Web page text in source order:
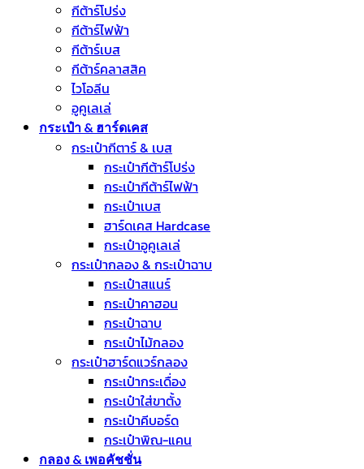
กีต้าร์โปร่ง
กีต้าร์ไฟฟ้า
กีต้าร์เบส
กีต้าร์คลาสสิค
ไวโอลีน
อูคูเลเล่
กระเป๋า & ฮาร์ดเคส
กระเป๋ากีตาร์ & เบส
กระเป๋ากีต้าร์โปร่ง
กระเป๋ากีต้าร์ไฟฟ้า
กระเป๋าเบส
ฮาร์ดเคส Hardcase
กระเป๋าอูคูเลเล่
กระเป๋ากลอง & กระเป๋าฉาบ
กระเป๋าสแนร์
กระเป๋าคาฮอน
กระเป๋าฉาบ
กระเป๋าไม้กลอง
กระเป๋าฮาร์ดแวร์กลอง
กระเป๋ากระเดื่อง
กระเป๋าใส่ขาตั้ง
กระเป๋าคีบอร์ด
กระเป๋าพิณ-แคน
กลอง & เพอคัชชั่น